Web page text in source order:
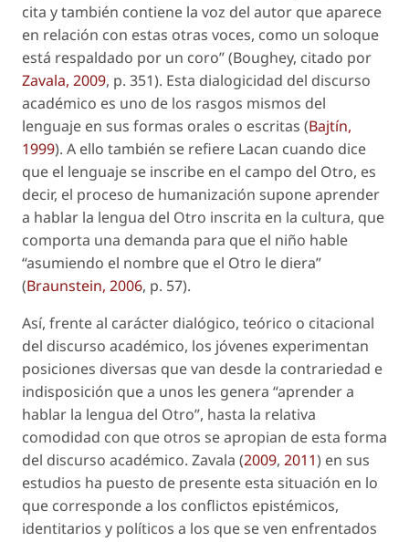
cita y también contiene la voz del autor que aparece
en relación con estas otras voces, como un soloque
está respaldado por un coro” (Boughey, citado por
Zavala, 2009, p. 351). Esta dialogicidad del discurso
académico es uno de los rasgos mismos del
lenguaje en sus formas orales o escritas (Bajtín,
1999). A ello también se refiere Lacan cuando dice
que el lenguaje se inscribe en el campo del Otro, es
decir, el proceso de humanización supone aprender
a hablar la lengua del Otro inscrita en la cultura, que
comporta una demanda para que el niño hable
“asumiendo el nombre que el Otro le diera”
(Braunstein, 2006, p. 57).
Así, frente al carácter dialógico, teórico o citacional
del discurso académico, los jóvenes experimentan
posiciones diversas que van desde la contrariedad e
indisposición que a unos les genera “aprender a
hablar la lengua del Otro”, hasta la relativa
comodidad con que otros se apropian de esta forma
del discurso académico. Zavala (2009, 2011) en sus
estudios ha puesto de presente esta situación en lo
que corresponde a los conflictos epistémicos,
identitarios y políticos a los que se ven enfrentados